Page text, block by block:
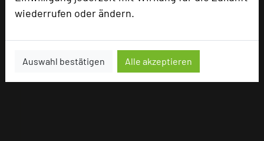
wiederrufen oder ändern.
Auswahl bestätigen Alle akzeptieren